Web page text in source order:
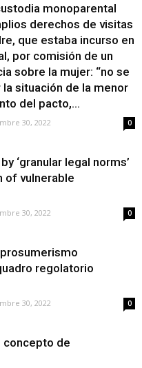
monoparental
derechos de visitas
que estaba incurso en
por comisión de un
sobre la mujer: “no se
situación de la menor
del pacto,...
30, 2022 0
‘granular legal norms’
of vulnerable
30, 2022 0
regolatorio
30, 2022 0
concepto de